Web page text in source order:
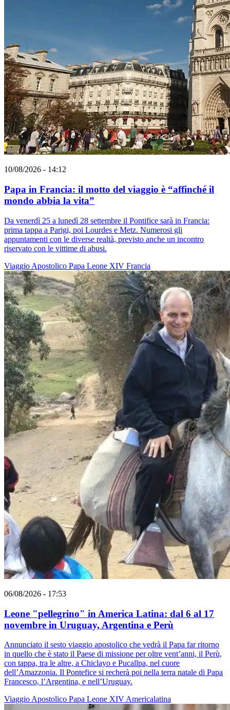
10/08/2026 - 14:12
Papa in Francia: il motto del viaggio è “affinché il
mondo abbia la vita”
Da venerdì 25 a lunedì 28 settembre il Pontifice sarà in Francia:
prima tappa a Parigi, poi Lourdes e Metz. Numerosi gli
appuntamenti con le diverse realtà, previsto anche un incontro
riservato con le vittime di abusi.
Viaggio Apostolico Papa Leone XIV Francia
06/08/2026 - 17:53
Leone "pellegrino" in America Latina: dal 6 al 17
novembre in Uruguay, Argentina e Perù
Annunciato il sesto viaggio apostolico che vedrà il Papa far ritorno
in quello che è stato il Paese di missione per oltre vent’anni, il Perù,
con tappa, tra le altre, a Chiclayo e Pucallpa, nel cuore
dell’Amazzonia. Il Pontefice si recherà poi nella terra natale di Papa
Francesco, l’Argentina, e nell’Uruguay.
Viaggio Apostolico Papa Leone XIV Americalatina